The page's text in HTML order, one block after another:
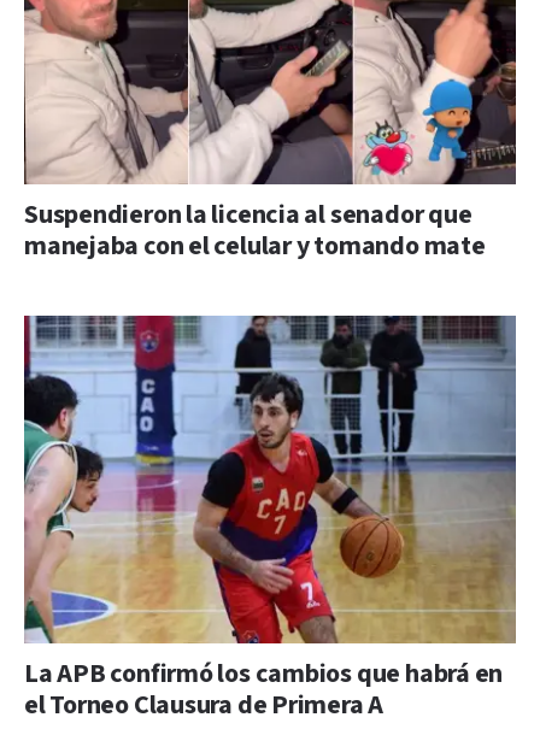
Suspendieron la licencia al senador que
manejaba con el celular y tomando mate
La APB confirmó los cambios que habrá en
el Torneo Clausura de Primera A